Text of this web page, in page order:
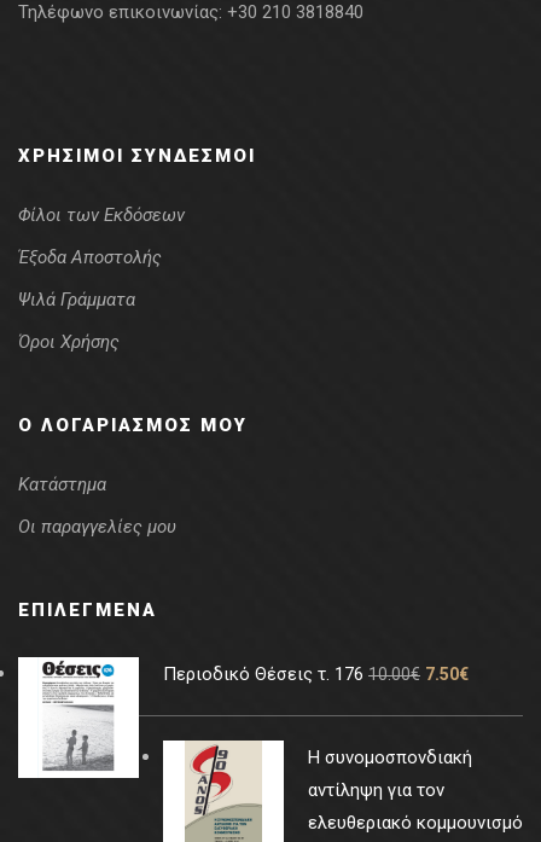
Τηλέφωνο επικοινωνίας: +30 210 3818840
ΧΡΉΣΙΜΟΙ ΣΎΝΔΕΣΜΟΙ
Φίλοι των Εκδόσεων
Έξοδα Αποστολής
Ψιλά Γράμματα
Όροι Χρήσης
Ο ΛΟΓΑΡΙΑΣΜΌΣ ΜΟΥ
Κατάστημα
Οι παραγγελίες μου
ΕΠΙΛΕΓΜΈΝΑ
Περιοδικό Θέσεις τ. 176 10.00€ 7.50€
Η συνομοσπονδιακή
αντίληψη για τον
ελευθεριακό κομμουνισμό